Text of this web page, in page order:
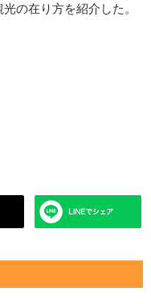
の在り方を紹介した。